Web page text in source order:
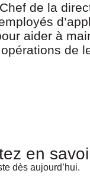
de la
aider à
de
en
dès aujourd’hui.